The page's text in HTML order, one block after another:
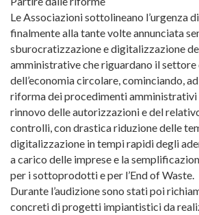
Le Associazioni sottolineano l’urgenza
finalmente alla tante volte annunciata
sburocratizzazione e digitalizzazione
amministrative che riguardano il
dell’economia circolare, cominciando,
riforma dei procedimenti amministrativi
rinnovo delle autorizzazioni e del
controlli, con drastica riduzione delle
digitalizzazione in tempi rapidi degli
a carico delle imprese e la
per i sottoprodotti e per l’End of Waste.
Durante l’audizione sono stati poi
concreti di progetti impiantistici da